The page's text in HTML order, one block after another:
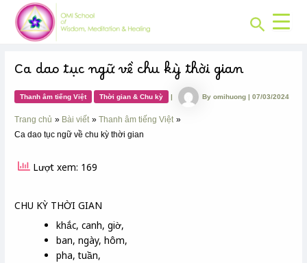
content
Search
Ca dao tục ngữ về chu kỳ thời gian
Thanh âm tiếng Việt Thời gian & Chu kỳ | Byomihuong|07/03/2024
Trang chủ Bài viết
Thanh âm tiếng Việt
Ca dao tục ngữ về chu kỳ thời gian
Lượt xem: 169
CHU KỲ THỜI GIAN
khắc, canh, giờ,
ban, ngày, hôm,
pha, tuần,
Post
navigation
CHUYÊN
MỤC: